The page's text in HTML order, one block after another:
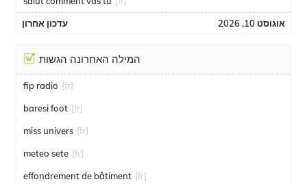
עדכון אחרון אוגוסט 10, 2026
המילה האחרונה הגשות
fip radio [fr]
baresi foot [fr]
miss univers [fr]
meteo sete [fr]
effondrement de bâtiment [fr]